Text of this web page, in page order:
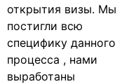
открытия визы. Мы
постигли всю
специфику данного
процесса , нами
выработаны